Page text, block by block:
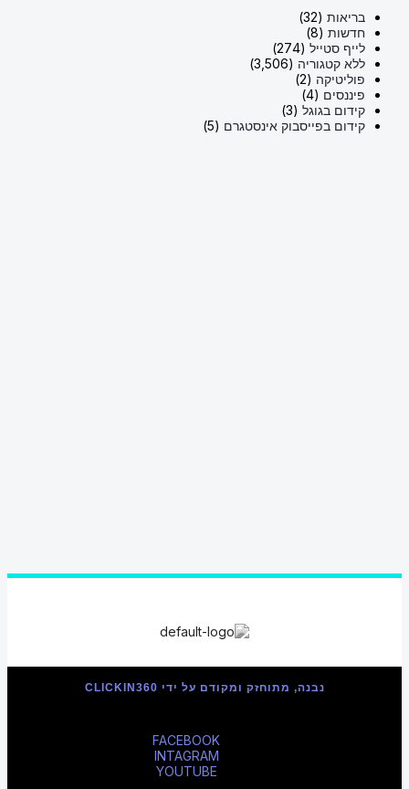
בריאות (32)
חדשות (8)
לייף סטייל (274)
ללא קטגוריה (3,506)
פוליטיקה (2)
פיננסים (4)
קידום בגוגל (3)
קידום בפייסבוק אינסטגרם (5)
נבנה, מתוחזק ומקודם על ידי CLICKIN360
FACEBOOK
INTAGRAM
YOUTUBE